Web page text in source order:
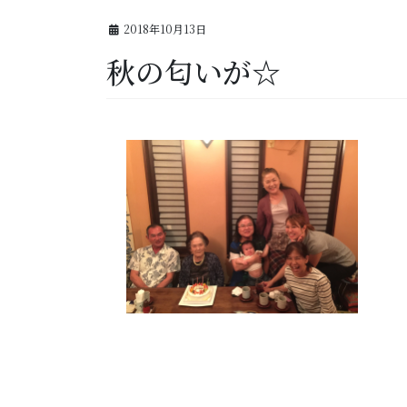
2018年10月13日
秋の匂いが☆